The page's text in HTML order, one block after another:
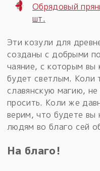
Обрядовый
шт.
Эти козули для
созданы с добрыми
чаяние, с которым вы
будет светлым. Коли
славянскую магию,
просить. Коли же
верим, что будете вы
людям во благо сей
На благо!